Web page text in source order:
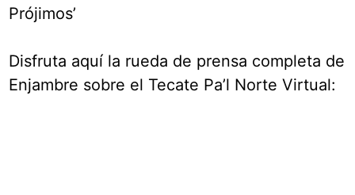
Prójimos’
Disfruta aquí la rueda de prensa completa de
Enjambre sobre el Tecate Pa’l Norte Virtual: